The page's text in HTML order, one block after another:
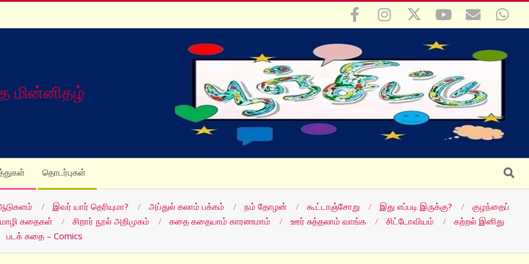
மின்னிதழ்
தொடர்புகள் Search
இவர் யார் தெரியுமா? அப்துல் கலாம் பக்கம் நம் தோழன் கூட்டாஞ்சோறு இது எப்படி இருக்கு?
குழந்தைப்
கதைகள் சிறார் நூல் அறிமுகம் கதை கதையாம் காரணமாம் ஊர் சுத்தலாம் வாங்க சிட்டோவியம்
கற்றல் இனிது
படக் கதை – Comics